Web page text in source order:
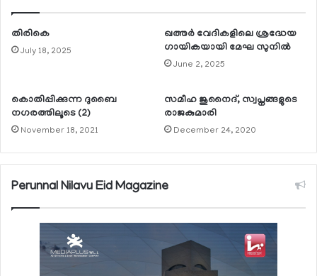
തിരികെ
July 18, 2025
ഖത്തര്‍ വേദികളിലെ ശ്രദ്ധേയ
ഗായികയായി മേഘ സുനില്‍
June 2, 2025
കൊതിപ്പിക്കുന്ന ദുബൈ
നഗരത്തിലൂടെ (2)
November 18, 2021
സമീഹ ജുനൈദ്, സ്വപ്നങ്ങളുടെ
രാജകുമാരി
December 24, 2020
Perunnal Nilavu Eid Magazine